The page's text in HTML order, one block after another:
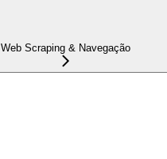
Web Scraping & Navegação